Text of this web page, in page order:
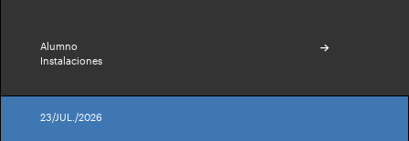
Alumno
Instalaciones
23/JUL./2026